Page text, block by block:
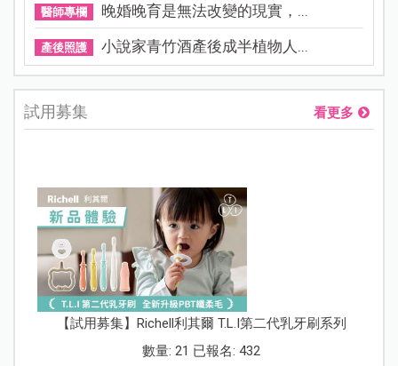
醫師專欄 晚婚晚育是無法改變的現實，...
產後照護 小說家青竹酒產後成半植物人...
試用募集 看更多
【試用募集】Richell利其爾 T.L.I第二代乳牙刷系列
數量: 21 已報名: 432